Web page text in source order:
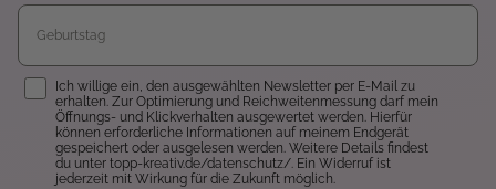
Einwilligung
Ich willige ein, den ausgewählten Newsletter per E-Mail zu
erhalten. Zur Optimierung und Reichweitenmessung darf mein
Öffnungs- und Klickverhalten ausgewertet werden. Hierfür
können erforderliche Informationen auf meinem Endgerät
gespeichert oder ausgelesen werden. Weitere Details findest
du unter topp-kreativ.de/datenschutz/. Ein Widerruf ist
jederzeit mit Wirkung für die Zukunft möglich.